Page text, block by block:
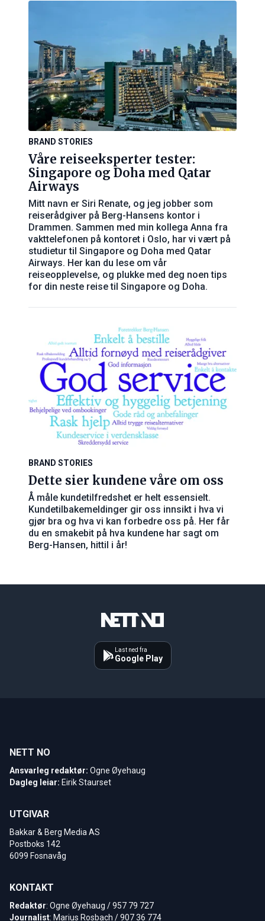
BRAND STORIES
Våre reiseeksperter tester:
Singapore og Doha med Qatar
Airways
Mitt navn er Siri Renate, og jeg jobber som
reiserådgiver på Berg-Hansens kontor i
Drammen. Sammen med min kollega Anna fra
vakttelefonen på kontoret i Oslo, har vi vært på
studietur til Singapore og Doha med Qatar
Airways. Her kan du lese om vår
reiseopplevelse, og plukke med deg noen tips
for din neste reise til Singapore og Doha.
BRAND STORIES
Dette sier kundene våre om oss
Å måle kundetilfredshet er helt essensielt.
Kundetilbakemeldinger gir oss innsikt i hva vi
gjør bra og hva vi kan forbedre oss på. Her får
du en smakebit på hva kundene har sagt om
Berg-Hansen, hittil i år!
Last ned fra
Google Play
NETT NO
Ansvarleg redaktør: Ogne Øyehaug
Dagleg leiar: Eirik Staurset
UTGIVAR
Bakkar & Berg Media AS
Postboks 142
6099 Fosnavåg
KONTAKT
Redaktør: Ogne Øyehaug / 957 79 727
Journalist: Marius Rosbach / 907 36 774